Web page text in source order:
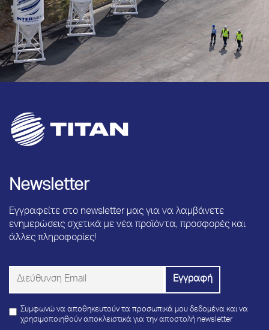
Newsletter
Εγγραφείτε στο newsletter μας για να λαμβάνετε
ενημερώσεις σχετικά με νέα προϊόντα, προσφορές και
άλλες πληροφορίες!
Συμφωνώ να αποθηκευτούν τα προσωπικά μου δεδομένα και να
χρησιμοποιηθούν αποκλειστικά για την αποστολή newsletter